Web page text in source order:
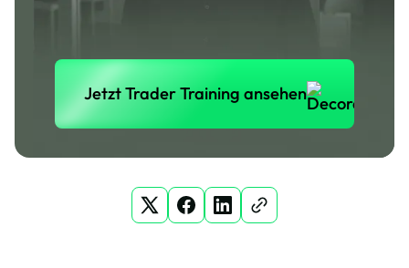
Jetzt Trader Training ansehen
Jetzt Trader Training